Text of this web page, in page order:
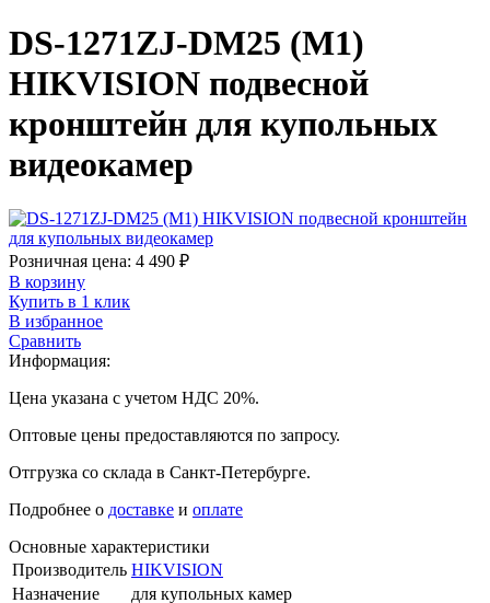
DS-1271ZJ-DM25 (М1)
HIKVISION подвесной
кронштейн для купольных
видеокамер
Розничная цена: 4 490 ₽
В корзину
Купить в 1 клик
В избранное
Сравнить
Информация:
Цена указана с учетом НДС 20%.
Оптовые цены предоставляются по запросу.
Отгрузка со склада в Санкт-Петербурге.
Подробнее о доставке и оплате
Основные характеристики
Производитель HIKVISION
Назначение
для купольных камер